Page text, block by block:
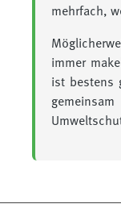
mehrfach,
immer
ist bestens